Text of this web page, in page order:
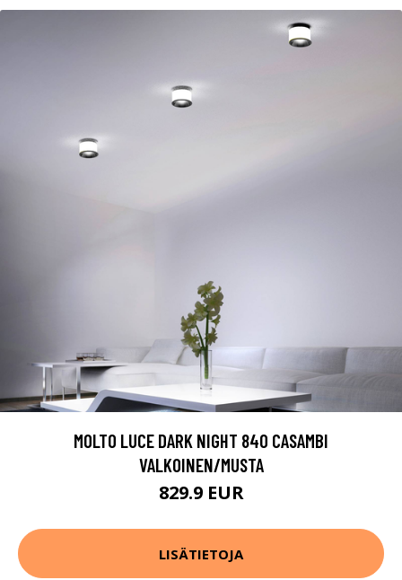
MOLTO LUCE DARK NIGHT 840 CASAMBI
VALKOINEN/MUSTA
829.9 EUR
LISÄTIETOJA